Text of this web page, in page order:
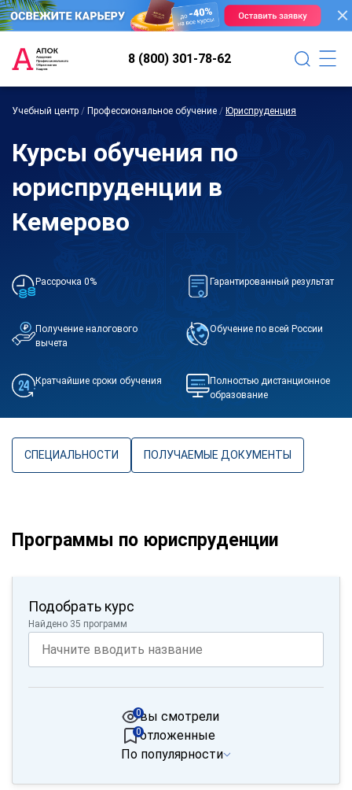
8 (800) 301-78-62
Учебный центр / Профессиональное обучение / Юриспруденция
Курсы обучения по
юриспруденции в
Кемерово
Рассрочка 0% Гарантированный результат
Получение налогового
вычета
Обучение по всей России
Кратчайшие сроки обучения
Полностью дистанционное
образование
СПЕЦИАЛЬНОСТИ ПОЛУЧАЕМЫЕ ДОКУМЕНТЫ
Программы по юриспруденции
Подобрать курс
Найдено 35 программ
вы смотрели
0
отложенные
0
По популярности